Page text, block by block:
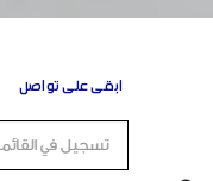
ابقى على تواصل